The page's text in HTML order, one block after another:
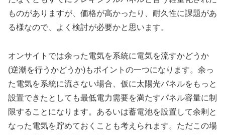
ものがありますが、価格が高かったり、耐久性に課題があ
る様なので、よく検討が必要かと思います。
オンサイトでは余った電気を系統に電気を流すかどうか
(逆潮を行うかどうか)もポイントの一つになります。余っ
た電気を系統に流さない場合、仮に太陽光パネルをもっと
設置できたとしても最低電力需要を満たすパネル容量に制
限することになります。あるいは蓄電池を設置して余剰と
なった電気を貯めておくことも考えられます。ただこの場